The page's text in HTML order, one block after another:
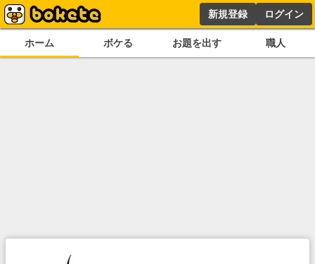
新規登録 ログイン
ホーム ボケる お題を出す 職人